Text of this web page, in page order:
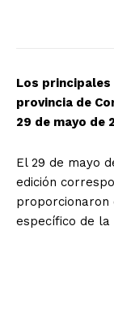
Los
provincia de
29 de mayo de
El 29 de mayo
edición
proporcionaron
específico de la